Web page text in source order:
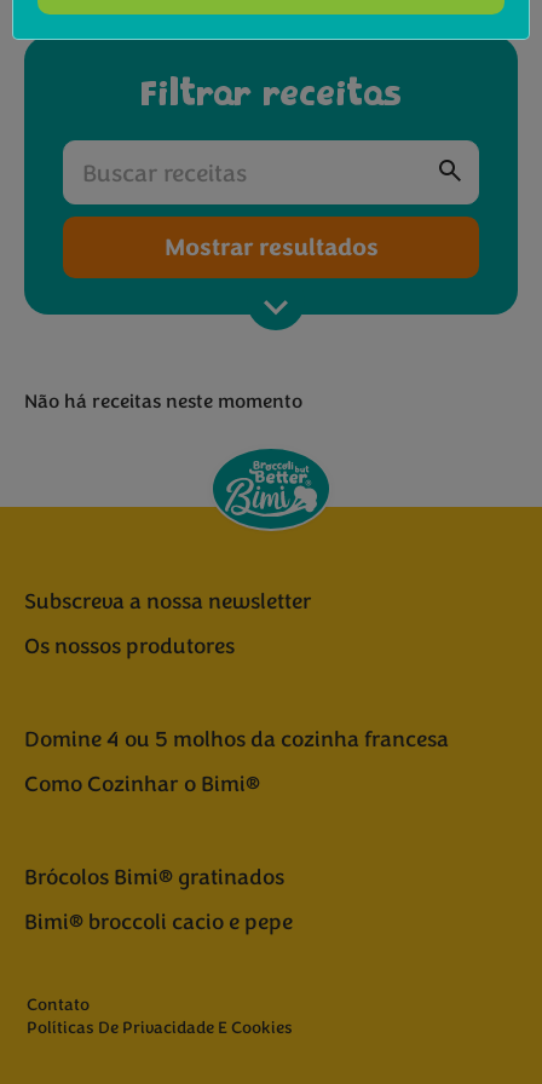
Filtrar receitas
Mostrar resultados
Não há receitas neste momento
Subscreva a nossa newsletter
Os nossos produtores
Domine 4 ou 5 molhos da cozinha francesa
Como Cozinhar o Bimi®
Brócolos Bimi® gratinados
Bimi® broccoli cacio e pepe
Contato
Políticas De Privacidade E Cookies